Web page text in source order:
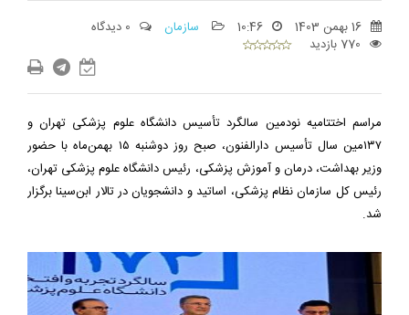
16 بهمن 1403 10:46 سازمان
0 دیدگاه
770 بازدید
مراسم اختتامیه نودمین سالگرد تأسیس دانشگاه علوم پزشکی تهران و
۱۳۷مین سال تأسیس دارالفنون، صبح روز دوشنبه ۱۵ بهمن‌ماه با حضور
وزیر بهداشت، درمان و آموزش پزشکی، رئیس دانشگاه علوم پزشکی تهران،
رئیس کل سازمان نظام پزشکی، اساتید و دانشجویان در تالار ابن‌سینا برگزار
شد.